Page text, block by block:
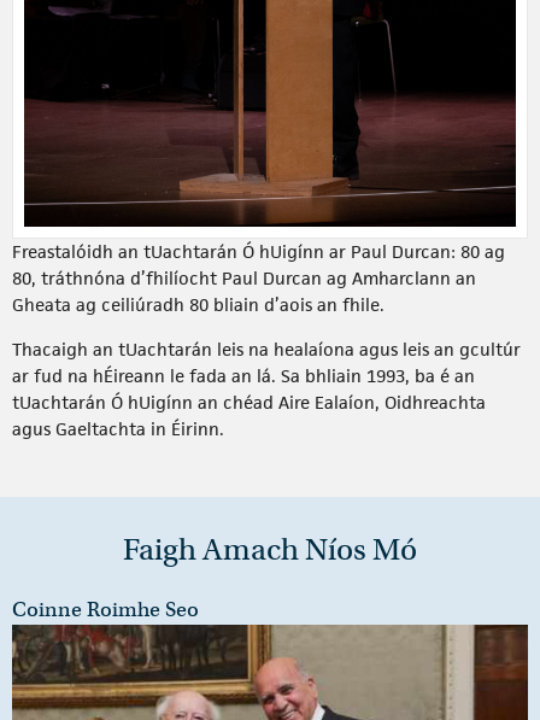
Freastalóidh an tUachtarán Ó hUigínn ar Paul Durcan: 80 ag
80, tráthnóna d’fhilíocht Paul Durcan ag Amharclann an
Gheata ag ceiliúradh 80 bliain d’aois an fhile.
Thacaigh an tUachtarán leis na healaíona agus leis an gcultúr
ar fud na hÉireann le fada an lá. Sa bhliain 1993, ba é an
tUachtarán Ó hUigínn an chéad Aire Ealaíon, Oidhreachta
agus Gaeltachta in Éirinn.
Faigh Amach Níos Mó
Coinne Roimhe Seo